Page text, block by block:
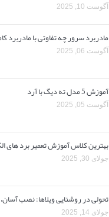
آگوست 10, 2025
مادربرد سرور چه تفاوتی با مادربرد
آگوست 06, 2025
آموزش 5 مدل ته دیگ با آرد
آگوست 05, 2025
بهترین کلاس آموزش تعمیر برد های
جولای 30, 2025
تحولی در روشنایی ویلاها: نصب
جولای 14, 2025